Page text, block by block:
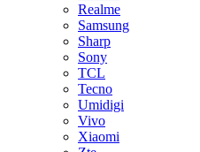
Realme
Samsung
Sharp
Sony
TCL
Tecno
Umidigi
Vivo
Xiaomi